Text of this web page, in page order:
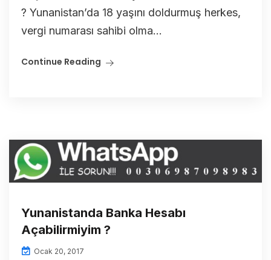
? Yunanistan’da 18 yaşını doldurmuş herkes,
vergi numarası sahibi olma...
Continue Reading
Yunanistanda Banka Hesabı
Açabilirmiyim ?
Ocak 20, 2017